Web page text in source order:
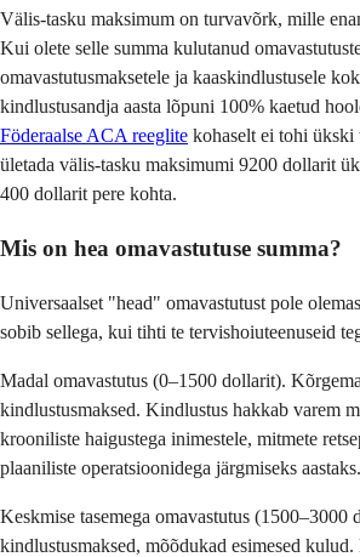
Välis-tasku maksimum on turvavõrk, mille
Kui olete selle summa kulutanud
omavastutusmaksetele ja kaaskindlustusele
kindlustusandja aasta lõpuni 100% kaetud
Föderaalse ACA reeglite kohaselt ei tohi ükski
ületada välis-tasku maksimumi 9200 dollarit
400 dollarit pere kohta.
Mis on hea omavastutuse summa?
Universaalset "head" omavastutust pole
sobib sellega, kui tihti te tervishoiuteenuseid
Madal omavastutus (0–1500 dollarit).
kindlustusmaksed. Kindlustus hakkab varem
krooniliste haigustega inimestele, mitmete
plaaniliste operatsioonidega järgmiseks aastaks.
Keskmise tasemega omavastutus
kindlustusmaksed, mõõdukad esimesed